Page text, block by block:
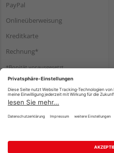
PayPal
Onlineüberweisung
Kreditkarte
Rechnung*
*Bonität vorausgesetzt
Impressum Datenschutz